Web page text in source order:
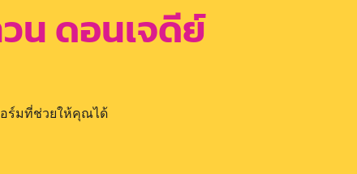
ดอนเจดีย์
ร์มที่ช่วยให้คุณได้